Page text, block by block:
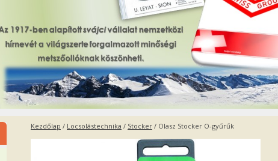
Kezdőlap / Locsolástechnika / Stocker / Olasz Stocker O-gyűrűk